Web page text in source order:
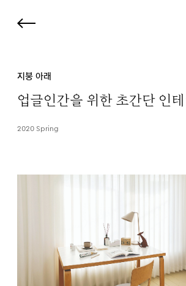
지붕 아래
업글인간을 위한 초간단 인
2020 Spring